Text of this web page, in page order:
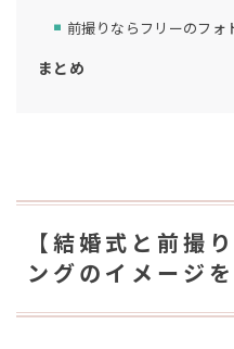
前撮りならフリーのフォ
まとめ
【結婚式と前撮
ングのイメージ